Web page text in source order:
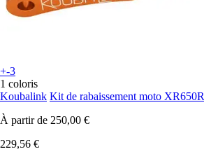
+-3
1 coloris
Koubalink Kit de rabaissement moto XR650R
À partir de 250,00 €
229,56 €